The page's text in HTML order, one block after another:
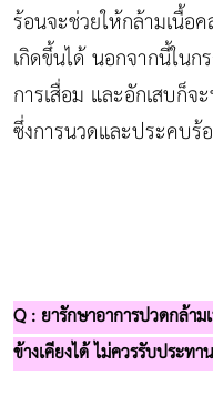
ร้อนจะช่วยให้กล้ามเนื้อ
เกิดขึ้นได้ นอกจากนี้ใน
การเสื่อม และอักเสบก็จ
ซึ่งการนวดและประคบร้
Q : ยารักษาอาการปวดกล้า
ข้างเคียงได้ ไม่ควรรับประท